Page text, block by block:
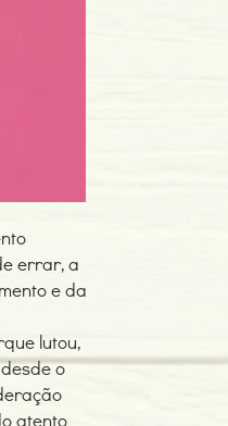
errar, a
e da
lutou,
o
atento